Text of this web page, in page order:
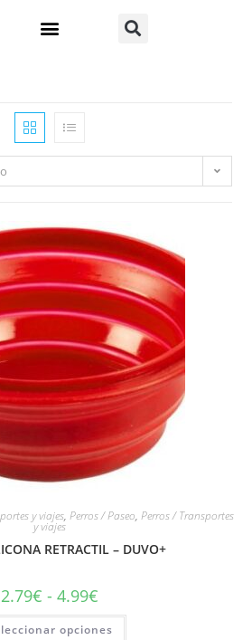
y viajes, Perros / Paseo, Perros / Transportes
y viajes
RETRACTIL – DUVO+
2.79€ - 4.99€
opciones